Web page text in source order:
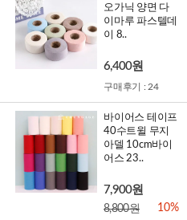
오가닉 양면 다
이마루 파스텔데
이 8..
6,400원
구매후기 : 24
바이어스 테이프
40수트윌 무지
아델 10cm바이
어스 23..
7,900원
8,800원 10%